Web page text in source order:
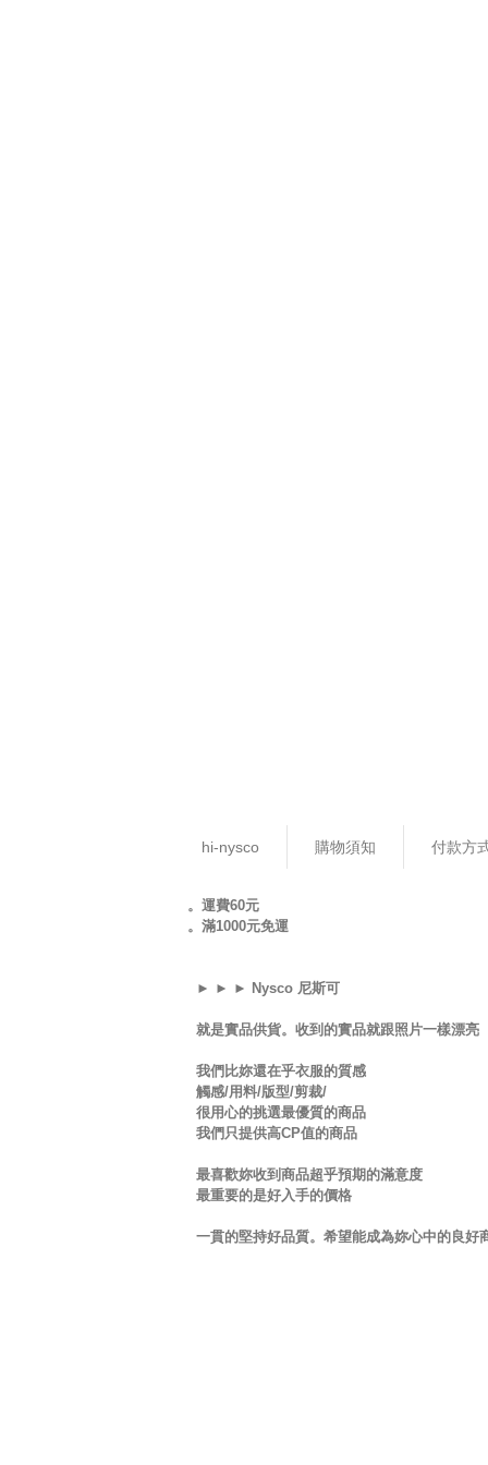
hi-nysco 購物須知 付款方
。運費60元
。滿1000元免運
► ► ► Nysco 尼斯可
就是實品供貨。收到的實品就跟照片一樣漂亮
我們比妳還在乎衣服的質感
觸感/用料/版型/剪裁/
很用心的挑選最優質的商品
我們只提供高CP值的商品
最喜歡妳收到商品超乎預期的滿意度
最重要的是好入手的價格
一貫的堅持好品質。希望能成為妳心中的良好